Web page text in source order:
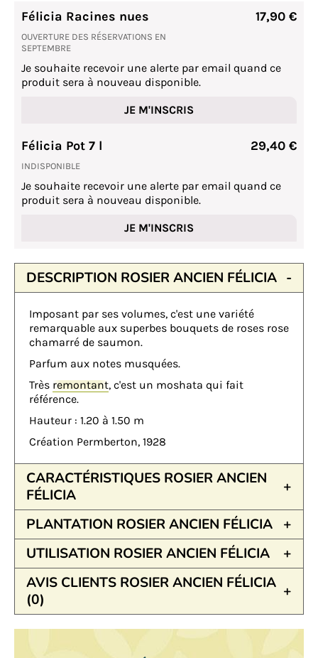
Félicia Racines nues
OUVERTURE DES RÉSERVATIONS EN
SEPTEMBRE
17,90 €
Je souhaite recevoir une alerte par email quand ce
produit sera à nouveau disponible.
JE M'INSCRIS
Félicia Pot 7 l
INDISPONIBLE
29,40 €
Je souhaite recevoir une alerte par email quand ce
produit sera à nouveau disponible.
JE M'INSCRIS
DESCRIPTION ROSIER ANCIEN FÉLICIA
Imposant par ses volumes, c'est une variété
remarquable aux superbes bouquets de roses rose
chamarré de saumon.
Parfum aux notes musquées.
Très remontant, c'est un moshata qui fait
référence.
Hauteur : 1.20 à 1.50 m
Création Permberton, 1928
CARACTÉRISTIQUES ROSIER ANCIEN
FÉLICIA
PLANTATION ROSIER ANCIEN FÉLICIA
UTILISATION ROSIER ANCIEN FÉLICIA
AVIS CLIENTS ROSIER ANCIEN FÉLICIA
(0)